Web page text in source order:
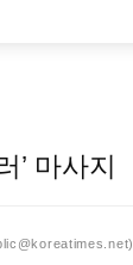
’ 마사지